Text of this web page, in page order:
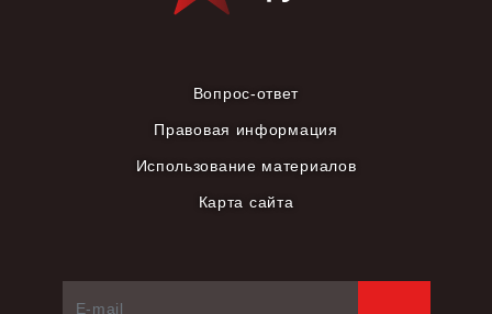
Вопрос-ответ
Правовая информация
Использование материалов
Карта сайта